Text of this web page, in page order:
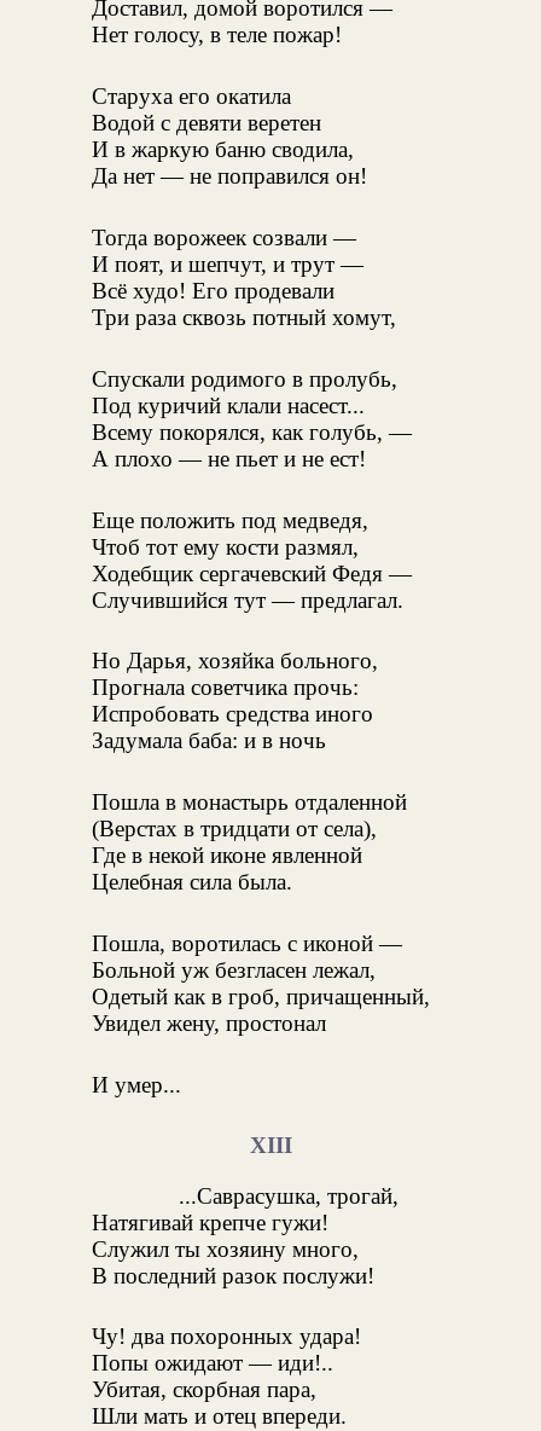
Доставил, домой воротился —
Нет голосу, в теле пожар!
Старуха его окатила
Водой с девяти веретен
И в жаркую баню сводила,
Да нет — не поправился он!
Тогда ворожеек созвали —
И поят, и шепчут, и трут —
Всё худо! Его продевали
Три раза сквозь потный хомут,
Спускали родимого в пролубь,
Под куричий клали насест...
Всему покорялся, как голубь, —
А плохо — не пьет и не ест!
Еще положить под медведя,
Чтоб тот ему кости размял,
Ходебщик сергачевский Федя —
Случившийся тут — предлагал.
Но Дарья, хозяйка больного,
Прогнала советчика прочь:
Испробовать средства иного
Задумала баба: и в ночь
Пошла в монастырь отдаленной
(Верстах в тридцати от села),
Где в некой иконе явленной
Целебная сила была.
Пошла, воротилась с иконой —
Больной уж безгласен лежал,
Одетый как в гроб, причащенный,
Увидел жену, простонал
И умер...
XIII
...Саврасушка, трогай,
Натягивай крепче гужи!
Служил ты хозяину много,
В последний разок послужи!
Чу! два похоронных удара!
Попы ожидают — иди!..
Убитая, скорбная пара,
Шли мать и отец впереди.